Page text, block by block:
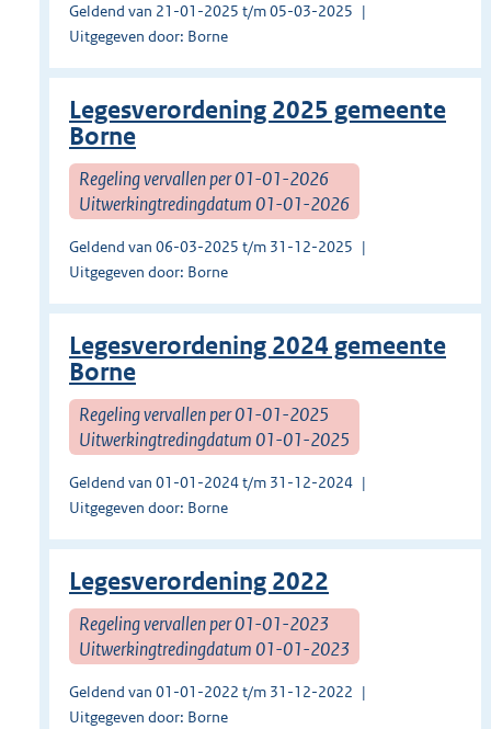
Geldend van 21-01-2025 t/m 05-03-2025
Uitgegeven door: Borne
Legesverordening 2025 gemeente
Borne
Regeling vervallen per 01-01-2026
Uitwerkingtredingdatum 01-01-2026
Geldend van 06-03-2025 t/m 31-12-2025
Uitgegeven door: Borne
Legesverordening 2024 gemeente
Borne
Regeling vervallen per 01-01-2025
Uitwerkingtredingdatum 01-01-2025
Geldend van 01-01-2024 t/m 31-12-2024
Uitgegeven door: Borne
Legesverordening 2022
Regeling vervallen per 01-01-2023
Uitwerkingtredingdatum 01-01-2023
Geldend van 01-01-2022 t/m 31-12-2022
Uitgegeven door: Borne